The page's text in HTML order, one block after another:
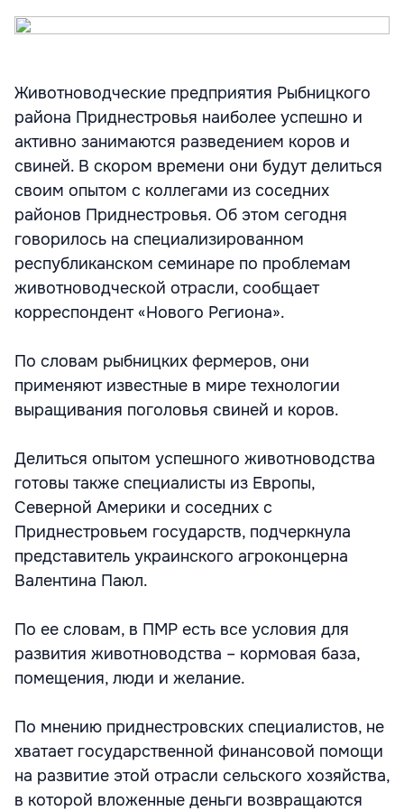
Животноводческие предприятия Рыбницкого
района Приднестровья наиболее успешно и
активно занимаются разведением коров и
свиней. В скором времени они будут делиться
своим опытом с коллегами из соседних
районов Приднестровья. Об этом сегодня
говорилось на специализированном
республиканском семинаре по проблемам
животноводческой отрасли, сообщает
корреспондент «Нового Региона».
По словам рыбницких фермеров, они
применяют известные в мире технологии
выращивания поголовья свиней и коров.
Делиться опытом успешного животноводства
готовы также специалисты из Европы,
Северной Америки и соседних с
Приднестровьем государств, подчеркнула
представитель украинского агроконцерна
Валентина Паюл.
По ее словам, в ПМР есть все условия для
развития животноводства – кормовая база,
помещения, люди и желание.
По мнению приднестровских специалистов, не
хватает государственной финансовой помощи
на развитие этой отрасли сельского хозяйства,
в которой вложенные деньги возвращаются